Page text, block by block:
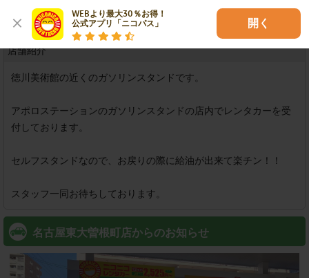
WEBより最大30％お得！
公式アプリ「ニコパス」
開く
可
店舗紹介
徳川美術館の近くのガソリンスタンドです。
アポロステーションのガソリンスタンドの店内でレンタカーを受
付しております。
セルフスタンドなので、お戻りの際に給油が出来て楽チン！！
スタッフ一同お待ちしております。
名古屋東大曽根町店からのお知らせ